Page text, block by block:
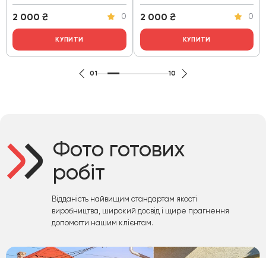
2 000 ₴ 0
КУПИТИ
2 000 ₴ 0
КУПИТИ
01 10
Фото готових
робіт
Відданість найвищим стандартам якості
виробництва, широкий досвід і щире прагнення
допомогти нашим клієнтам.